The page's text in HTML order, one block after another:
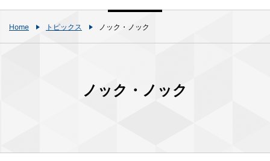
Home トピックス ノック・ノック
ノック・ノック